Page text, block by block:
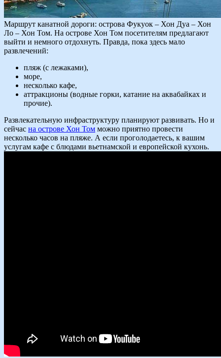
Маршрут канатной дороги: острова Фукуок – Хон Дуа – Хон
Ло – Хон Том. На острове Хон Том посетителям предлагают
выйти и немного отдохнуть. Правда, пока здесь мало
развлечений:
пляж (с лежаками),
море,
несколько кафе,
аттракционы (водные горки, катание на аквабайках и
прочие).
Развлекательную инфраструктуру планируют развивать. Но и
сейчас на острове Хон Том можно приятно провести
несколько часов на пляже. А если проголодаетесь, к вашим
услугам кафе с блюдами вьетнамской и европейской кухонь.